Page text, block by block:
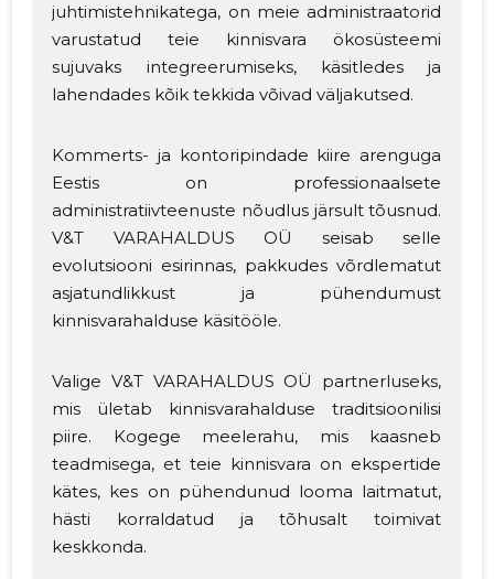
juhtimistehnikatega, on meie administraatorid
varustatud teie kinnisvara ökosüsteemi
sujuvaks integreerumiseks, käsitledes ja
lahendades kõik tekkida võivad väljakutsed.
Kommerts- ja kontoripindade kiire arenguga
Eestis on professionaalsete
administratiivteenuste nõudlus järsult tõusnud.
V&T VARAHALDUS OÜ seisab selle
evolutsiooni esirinnas, pakkudes võrdlematut
asjatundlikkust ja pühendumust
kinnisvarahalduse käsitööle.
Valige V&T VARAHALDUS OÜ partnerluseks,
mis ületab kinnisvarahalduse traditsioonilisi
piire. Kogege meelerahu, mis kaasneb
teadmisega, et teie kinnisvara on ekspertide
kätes, kes on pühendunud looma laitmatut,
hästi korraldatud ja tõhusalt toimivat
keskkonda.